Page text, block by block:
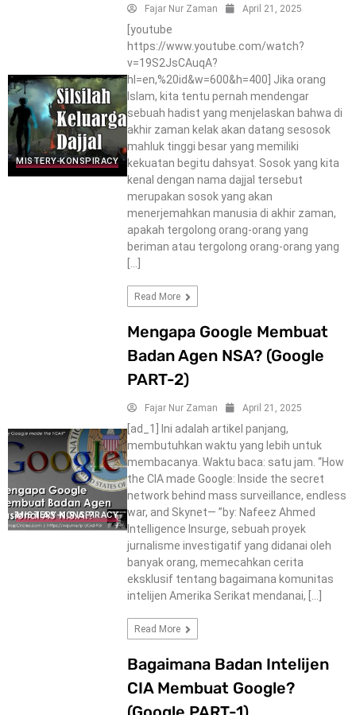
MISTERY-KONSPIRACY
Fajar Nur Zaman April 21, 2025
[youtube
https://www.youtube.com/watch?
v=19S2JsCAuqA?
hl=en,%20id&w=600&h=400] Jika orang
Islam, kita tentu pernah mendengar
sebuah hadist yang menjelaskan bahwa di
akhir zaman kelak akan datang sesosok
mahluk tinggi besar yang memiliki
kekuatan begitu dahsyat. Sosok yang kita
kenal dengan nama dajjal tersebut
merupakan sosok yang akan
menerjemahkan manusia di akhir zaman,
apakah tergolong orang-orang yang
beriman atau tergolong orang-orang yang
Read More
MISTERY-KONSPIRACY
Mengapa Google Membuat
Badan Agen NSA? (Google
PART-2)
Fajar Nur Zaman April 21, 2025
[ad_1] Ini adalah artikel panjang,
membutuhkan waktu yang lebih untuk
membacanya. Waktu baca: satu jam. “How
the CIA made Google: Inside the secret
network behind mass surveillance, endless
war, and Skynet— ”by: Nafeez Ahmed
Intelligence Insurge, sebuah proyek
jurnalisme investigatif yang didanai oleh
banyak orang, memecahkan cerita
eksklusif tentang bagaimana komunitas
intelijen Amerika Serikat mendanai, […]
Read More
Bagaimana Badan Intelijen
CIA Membuat Google?